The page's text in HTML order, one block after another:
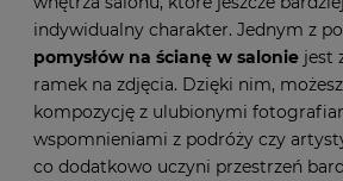
indywidualny charakter. Jednym z
pomysłów na ścianę w salonie jest
ramek na zdjęcia. Dzięki nim,
kompozycję z ulubionymi
wspomnieniami z podróży czy
co dodatkowo uczyni przestrzeń